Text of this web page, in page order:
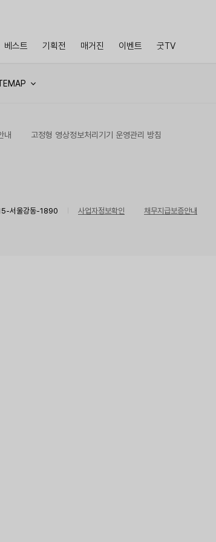
베스트 기획전 매거진 이벤트 굿TV
내 고정형 영상정보처리기기 운영관리 방침
서울강동-1890 사업자정보확인
채무지급보증안내